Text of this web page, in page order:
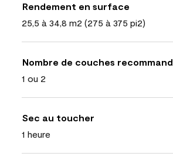
Rendement en surface
25,5 à 34,8 m2 (275 à 375 pi2)
Nombre de couches
1 ou 2
Sec au toucher
1 heure